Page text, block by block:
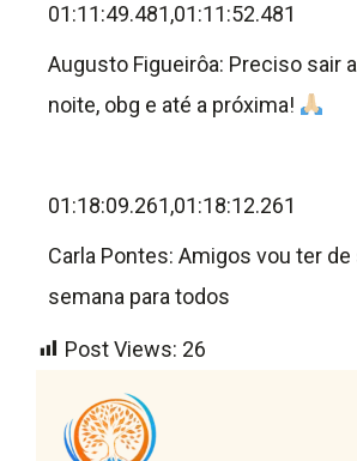
01:11:49.481,01:11:52.481
Augusto Figueirôa: Preciso sair
noite, obg e até a próxima!
01:18:09.261,01:18:12.261
Carla Pontes: Amigos vou ter de
semana para todos
Post Views: 26